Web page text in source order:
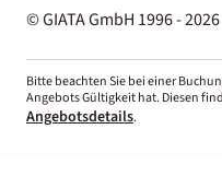
© GIATA GmbH 1996 - 2026
Bitte beachten Sie bei einer
Angebots Gültigkeit hat. Diesen
Angebotsdetails.